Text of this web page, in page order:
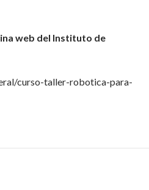
web del Instituto de
curso-taller-robotica-para-